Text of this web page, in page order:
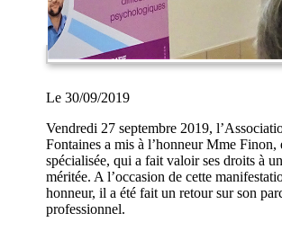
Le 30/09/2019
Vendredi 27 septembre 2019,
Fontaines a mis à l’honneur Mme Finon,
spécialisée, qui a fait valoir ses droits à
méritée. A l’occasion de cette
honneur, il a été fait un retour sur son
professionnel.